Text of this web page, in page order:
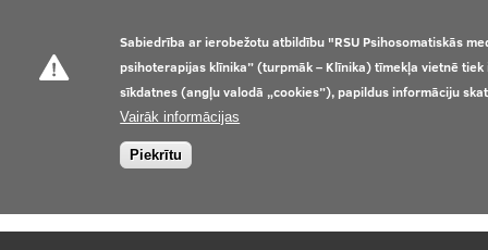
Sabiedrība ar ierobežotu atbildību "RSU Psihosomatiskās
psihoterapijas klīnika” (turpmāk – Klīnika) tīmekļa vietnē tiek
sīkdatnes (angļu valodā „cookies”), papildus informāciju
Vairāk informācijas
Piekrītu